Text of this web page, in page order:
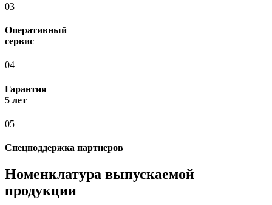
03
Оперативный
сервис
04
Гарантия
5 лет
05
Спецподдержка партнеров
Номенклатура выпускаемой
продукции